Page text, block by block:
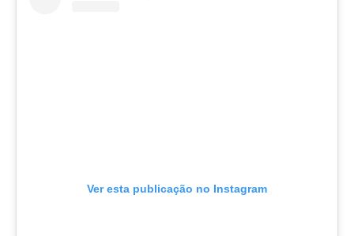
Ver esta publicação no Instagram